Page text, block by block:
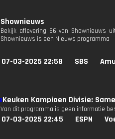
Shownieuws
Bekijk aflevering 66 van Shownieuws
Shownieuws is een Nieuws programma
07-03-2025 22:58 SBS
Keuken Kampioen Divisie:
Van dit programma is geen informatie
07-03-2025 22:45 ESPN